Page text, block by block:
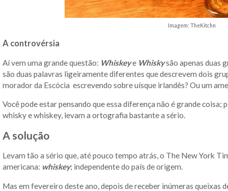
Imagem: TheKitchn
A controvérsia
Aí vem uma grande questão: Whiskeye Whiskysão apenas duas
são duas palavras ligeiramente diferentes que descrevem dois
morador da Escócia escrevendo sobre uísque irlandês? Ou um
Você pode estar pensando que essa diferença não é grande
whisky e whiskey, levam a ortografia bastante a sério.
A solução
Levam tão a sério que, até pouco tempo atrás, o The New York
americana: whiskey; independente do país de origem.
Mas em fevereiro deste ano, depois de receber inúmeras queixas